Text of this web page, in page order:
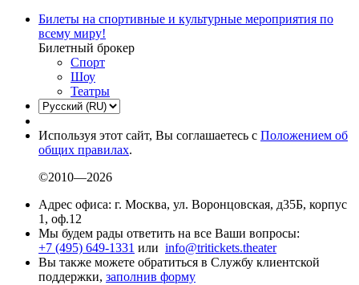
Билеты на спортивные и культурные мероприятия по
всему миру!
Билетный брокер
Спорт
Шоу
Театры
Используя этот сайт, Вы соглашаетесь с Положением об
общих правилах.
©2010—2026
Адрес офиса: г. Москва, ул. Воронцовская, д35Б, корпус
1, оф.12
Мы будем рады ответить на все Ваши вопросы:
+7 (495) 649-1331 или info@tritickets.theater
Вы также можете обратиться в Службу клиентской
поддержки, заполнив форму